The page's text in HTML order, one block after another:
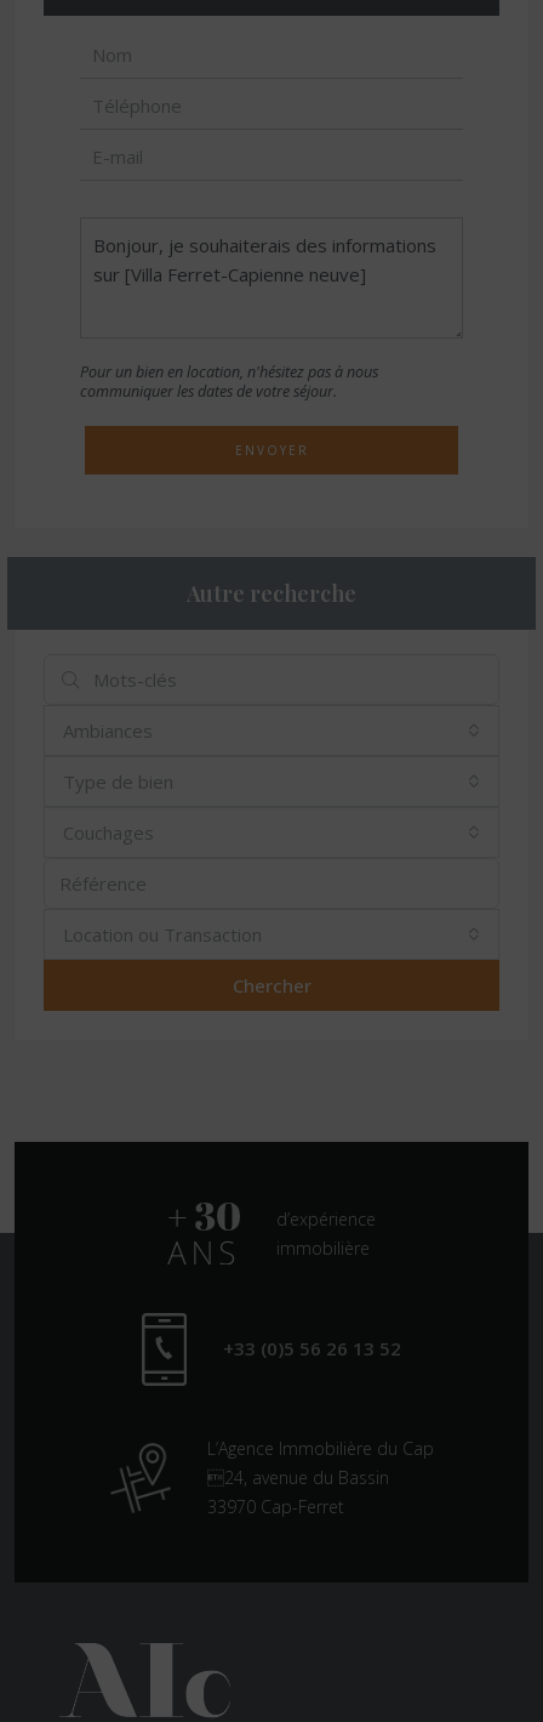
Pour un bien en location, n'hésitez pas à nous
communiquer les dates de votre séjour.
ENVOYER
Autre recherche
Ambiances
Type de bien
Couchages
Location ou Transaction
Chercher
d’expérience
immobilière
+33 (0)5 56 26 13 52
L’Agence Immobilière du Cap
24, avenue du Bassin
33970 Cap-Ferret